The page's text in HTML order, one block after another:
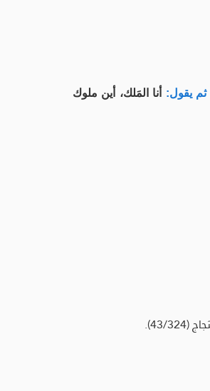
ثم يقول: أنا المَلك، أين ملوك